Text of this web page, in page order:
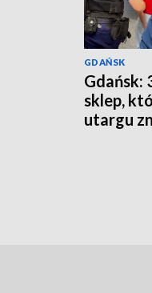
GDAŃSK
Gdańsk:
sklep,
utargu